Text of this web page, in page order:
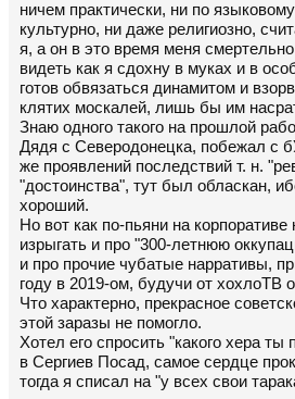
ничем практически, ни по
культурно, ни даже религиозно,
я, а он в это время меня
видеть как я сдохну в муках и в
готов обвязаться динамитом и
клятих москалей, лишь бы им
Знаю одного такого на прошлой
Дядя с Северодонецка, побежал с
же проявлений последствий т. н.
"достоинства", тут был обласкан,
хороший.
Но вот как по-пьяни на корпоративе
изрыгать и про "300-летнюю
и про прочие чубатые нарративы,
году в 2019-ом, будучи от хохлоТВ
Что характерно, прекрасное
этой заразы не помогло.
Хотел его спросить "какого хера
в Сергиев Посад, самое сердце
тогда я списал на "у всех свои